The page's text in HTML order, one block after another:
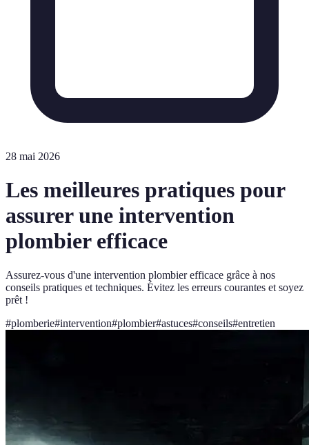
28 mai 2026
Les meilleures pratiques pour
assurer une intervention
plombier efficace
Assurez-vous d'une intervention plombier efficace grâce à nos
conseils pratiques et techniques. Évitez les erreurs courantes et soyez
prêt !
#plomberie#intervention#plombier#astuces#conseils#entretien